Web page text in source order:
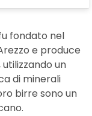
fondato nel
e produce
un
di minerali
birre sono un